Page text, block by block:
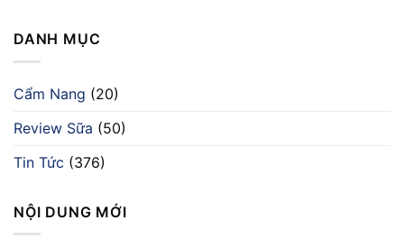
DANH MỤC
Cẩm Nang (20)
Review Sữa (50)
Tin Tức (376)
NỘI DUNG MỚI